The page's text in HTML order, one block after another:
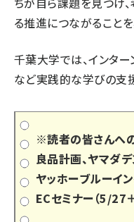
る推進につながること
千葉大学では、インタ
など実践的な学びの支
※読者の皆さんへ
良品計画、ヤマダデ
ヤッホーブルーイ
ECセミナー（5/27